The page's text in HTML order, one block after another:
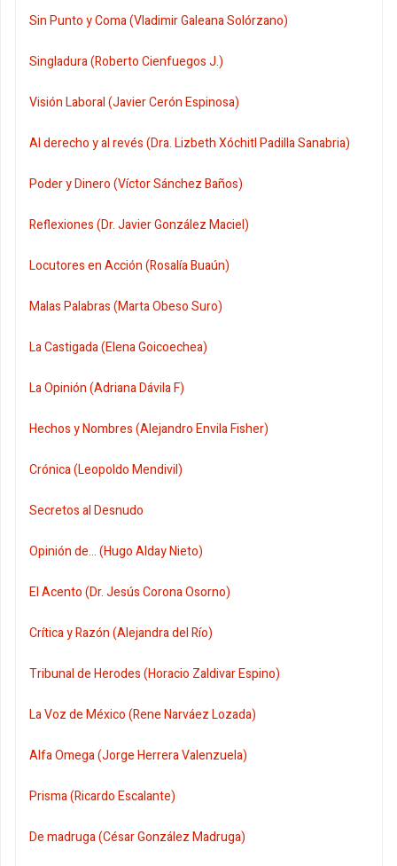
Sin Punto y Coma (Vladimir Galeana Solórzano)
Singladura (Roberto Cienfuegos J.)
Visión Laboral (Javier Cerón Espinosa)
Al derecho y al revés (Dra. Lizbeth Xóchitl Padilla Sanabria)
Poder y Dinero (Víctor Sánchez Baños)
Reflexiones (Dr. Javier González Maciel)
Locutores en Acción (Rosalía Buaún)
Malas Palabras (Marta Obeso Suro)
La Castigada (Elena Goicoechea)
La Opinión (Adriana Dávila F)
Hechos y Nombres (Alejandro Envila Fisher)
Crónica (Leopoldo Mendivil)
Secretos al Desnudo
Opinión de... (Hugo Alday Nieto)
El Acento (Dr. Jesús Corona Osorno)
Crítica y Razón (Alejandra del Río)
Tribunal de Herodes (Horacio Zaldivar Espino)
La Voz de México (Rene Narváez Lozada)
Alfa Omega (Jorge Herrera Valenzuela)
Prisma (Ricardo Escalante)
De madruga (César González Madruga)